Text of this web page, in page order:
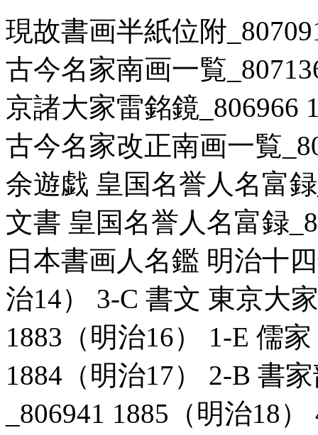
現故書画半紙位附
古今名家南画一覧
京諸大家雷銘鏡_806966
古今名家改正南画一覧
余遊戯 皇国名誉人名富
文書 皇国名誉人名富録
日本書画人名鑑 明治十
治14） 3-C 書文 東京大
1883（明治16） 1-E 儒
1884（明治17） 2-B 書
_806941 1885（明治18